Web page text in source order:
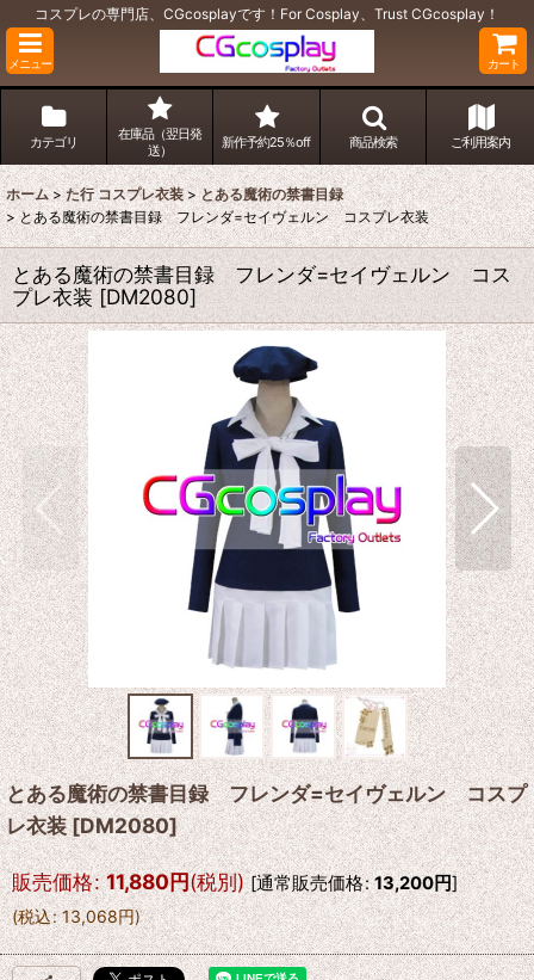
コスプレの専門店、CGcosplayです！For Cosplay、Trust CGcosplay！
メニュー カート
カテゴリ
在庫品（翌日発
送）
新作予約25％off 商品検索 ご利用案内
ホーム > た行 コスプレ衣装 > とある魔術の禁書目録
> とある魔術の禁書目録 フレンダ=セイヴェルン コスプレ衣装
とある魔術の禁書目録 フレンダ=セイヴェルン コス
プレ衣装 [DM2080]
とある魔術の禁書目録 フレンダ=セイヴェルン コスプ
レ衣装[DM2080]
販売価格: 11,880円(税別) [通常販売価格: 13,200円]
(税込: 13,068円)